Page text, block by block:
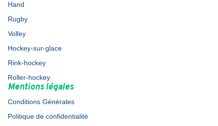
Hand
Rugby
Volley
Hockey-sur-glace
Rink-hockey
Roller-hockey
Mentions légales
Conditions Générales
Politique de confidentialité